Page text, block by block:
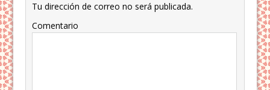
Tu dirección de correo no será publicada.
Comentario